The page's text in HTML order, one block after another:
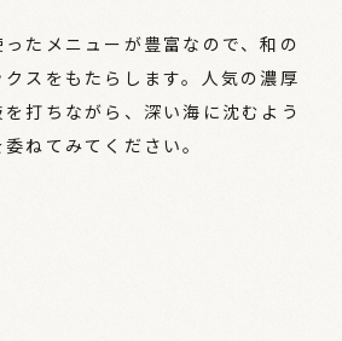
たメニューが豊富なので、和の
スをもたらします。人気の濃厚
打ちながら、深い海に沈むよう
ねてみてください。